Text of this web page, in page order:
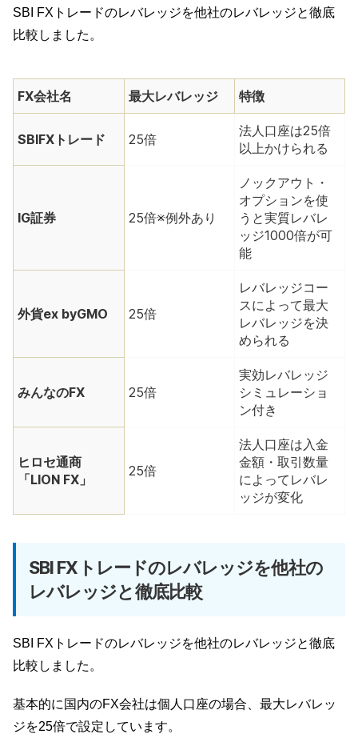
SBI FXトレードのレバレッジを他社のレバレッジと徹底
比較しました。
FX会社名 最大レバレッジ 特徴
SBIFXトレード 25倍
法人口座は25倍
以上かけられる
IG証券 25倍※例外あり
ノックアウト・
オプションを使
うと実質レバレ
ッジ1000倍が可
能
外貨ex byGMO 25倍
レバレッジコー
スによって最大
レバレッジを決
められる
みんなのFX 25倍
実効レバレッジ
シミュレーショ
ン付き
ヒロセ通商
「LION FX」
25倍
法人口座は入金
金額・取引数量
によってレバレ
ッジが変化
SBI FXトレードのレバレッジを他社の
レバレッジと徹底比較
SBI FXトレードのレバレッジを他社のレバレッジと徹底
比較しました。
基本的に国内のFX会社は個人口座の場合、最大レバレッ
ジを25倍で設定しています。